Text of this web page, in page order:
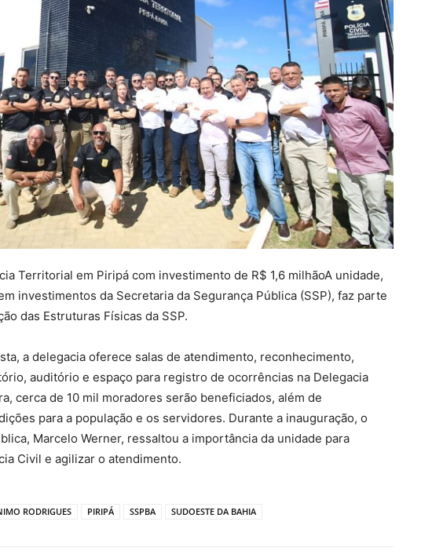
Territorial em Piripá com investimento de R$ 1,6 milhãoA unidade,
investimentos da Secretaria da Segurança Pública (SSP), faz parte
das Estruturas Físicas da SSP.
a delegacia oferece salas de atendimento, reconhecimento,
auditório e espaço para registro de ocorrências na Delegacia
cerca de 10 mil moradores serão beneficiados, além de
para a população e os servidores. Durante a inauguração, o
Marcelo Werner, ressaltou a importância da unidade para
Civil e agilizar o atendimento.
RODRIGUES PIRIPÁ SSPBA SUDOESTE DA BAHIA